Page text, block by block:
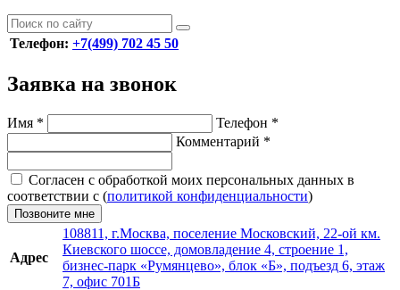
Телефон: +7(499) 702 45 50
Заявка на звонок
Имя * Телефон *
Комментарий *
Согласен с обработкой моих персональных данных в
соответствии с (политикой конфиденциальности)
Позвоните мне
Адрес
108811, г.Москва, поселение Московский, 22-ой км.
Киевского шоссе, домовладение 4, строение 1,
бизнес-парк «Румянцево», блок «Б», подъезд 6, этаж
7, офис 701Б